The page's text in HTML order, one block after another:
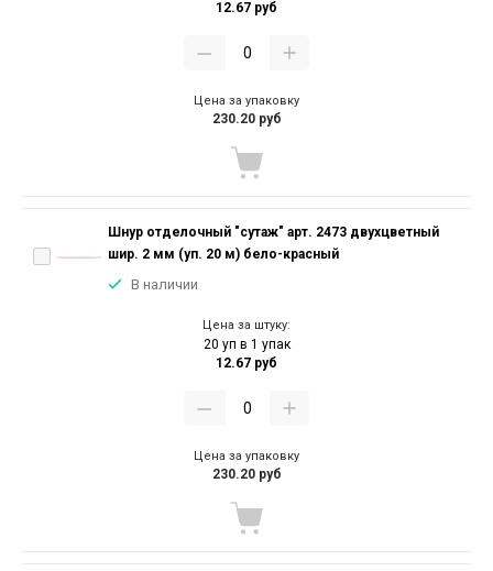
12.67 руб
Цена за упаковку
230.20 руб
Шнур отделочный "сутаж" арт. 2473 двухцветный
шир. 2 мм (уп. 20 м) бело-красный
В наличии
Цена за штуку:
20 уп в 1 упак
12.67 руб
Цена за упаковку
230.20 руб